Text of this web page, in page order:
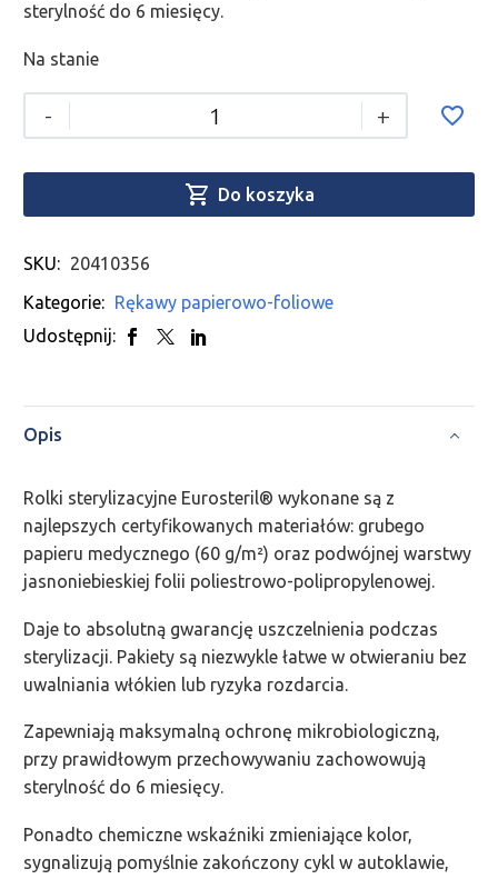
sterylność do 6 miesięcy.
Na stanie
- +
 Do koszyka
SKU: 20410356
Kategorie: Rękawy papierowo-foliowe
Udostępnij:
Opis
Rolki sterylizacyjne Eurosteril® wykonane są z
najlepszych certyfikowanych materiałów: grubego
papieru medycznego (60 g/m²) oraz podwójnej warstwy
jasnoniebieskiej folii poliestrowo-polipropylenowej.
Daje to absolutną gwarancję uszczelnienia podczas
sterylizacji. Pakiety są niezwykle łatwe w otwieraniu bez
uwalniania włókien lub ryzyka rozdarcia.
Zapewniają maksymalną ochronę mikrobiologiczną,
przy prawidłowym przechowywaniu zachowowują
sterylność do 6 miesięcy.
Ponadto chemiczne wskaźniki zmieniające kolor,
sygnalizują pomyślnie zakończony cykl w autoklawie,